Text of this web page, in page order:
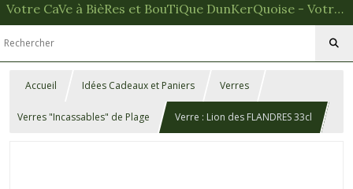
Votre CaVe à BièRes et BouTiQue DunKerQuoise - Votre Spécialiste des Paniers Garnis
Accueil Idées Cadeaux et Paniers Verres
Verres "Incassables" de Plage Verre : Lion des FLANDRES 33cl